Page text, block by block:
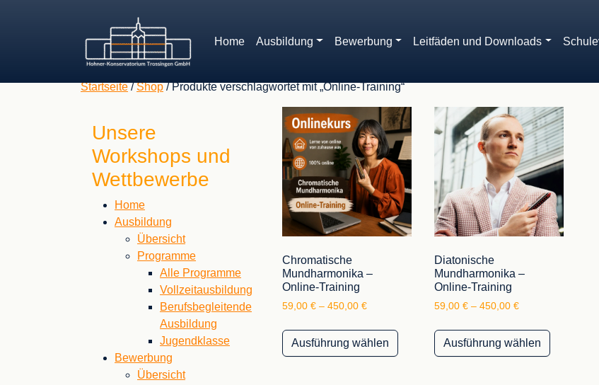
Home Ausbildung Bewerbung Leitfäden und Downloads
Startseite/Shop/ Produkte verschlagwortet mit „Online-Training“
Chromatische
Mundharmonika –
Online-Training
59,00 € – 450,00 €Preisspanne: 59,00 € bis 450,00 €
Ausführung wählen
Diatonische
Mundharmonika –
Online-Training
59,00 € – 450,00 €Preisspanne:
Ausführung wählen
Unsere
Workshops und
Wettbewerbe
Home
Ausbildung
Übersicht
Programme
Alle Programme
Vollzeitausbildung
Berufsbegleitende
Ausbildung
Jugendklasse
Bewerbung
Übersicht